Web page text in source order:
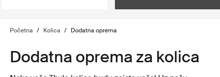
Početna / Kolica / Dodatna oprema
Dodatna oprema za kolica